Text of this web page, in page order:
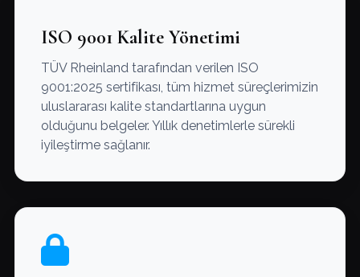
ISO 9001 Kalite Yönetimi
TÜV Rheinland tarafından verilen ISO
9001:2025 sertifikası, tüm hizmet süreçlerimizin
uluslararası kalite standartlarına uygun
olduğunu belgeler. Yıllık denetimlerle sürekli
iyileştirme sağlanır.